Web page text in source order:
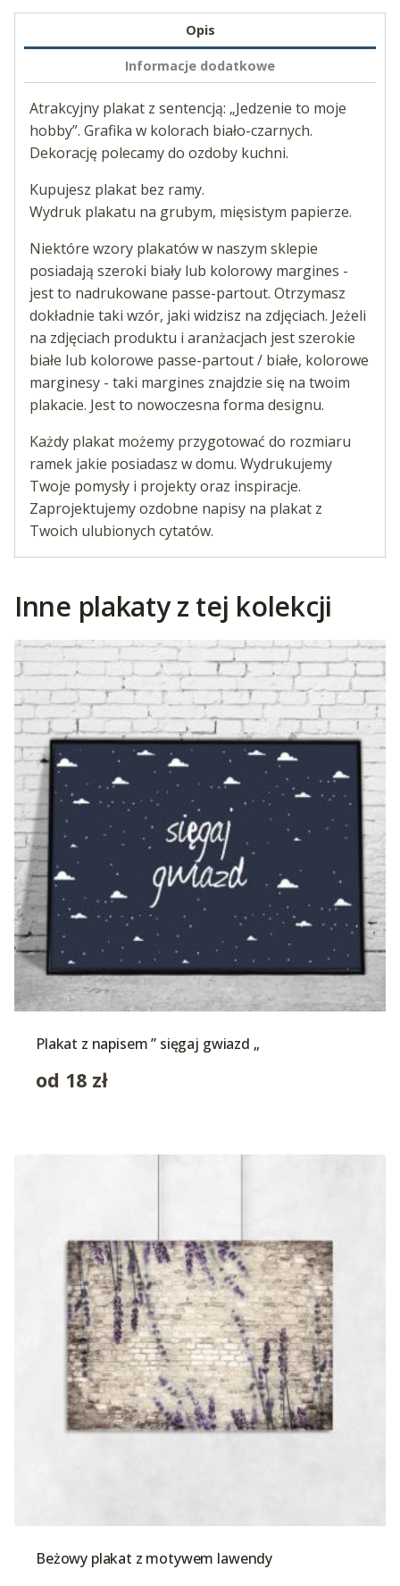
Opis
Informacje dodatkowe
Atrakcyjny plakat z sentencją: „Jedzenie to moje
hobby”. Grafika w kolorach biało-czarnych.
Dekorację polecamy do ozdoby kuchni.
Kupujesz plakat bez ramy.
Wydruk plakatu na grubym, mięsistym papierze.
Niektóre wzory plakatów w naszym sklepie
posiadają szeroki biały lub kolorowy margines -
jest to nadrukowane passe-partout. Otrzymasz
dokładnie taki wzór, jaki widzisz na zdjęciach. Jeżeli
na zdjęciach produktu i aranżacjach jest szerokie
białe lub kolorowe passe-partout / białe, kolorowe
marginesy - taki margines znajdzie się na twoim
plakacie. Jest to nowoczesna forma designu.
Każdy plakat możemy przygotować do rozmiaru
ramek jakie posiadasz w domu. Wydrukujemy
Twoje pomysły i projekty oraz inspiracje.
Zaprojektujemy ozdobne napisy na plakat z
Twoich ulubionych cytatów.
Inne plakaty z tej kolekcji
Plakat z napisem ” sięgaj gwiazd „
od 18 zł
Beżowy plakat z motywem lawendy